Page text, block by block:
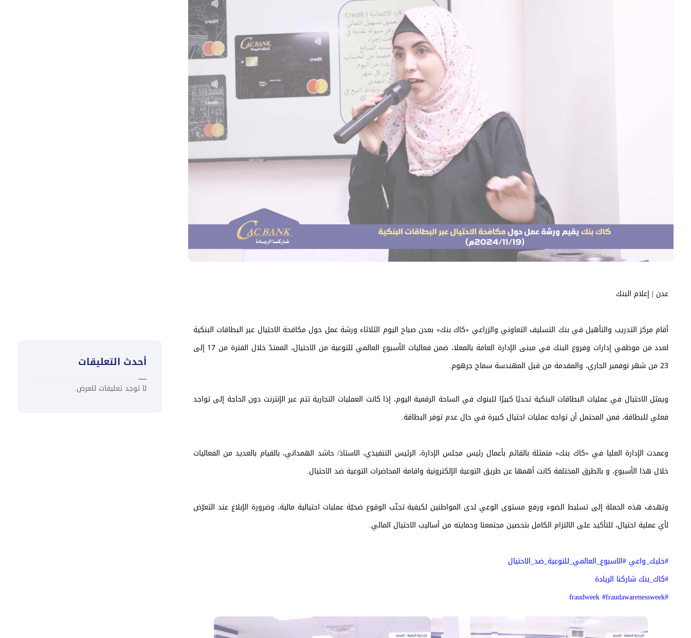
عدن | إعلام البنك
أقام مركز التدريب والتأهيل في بنك التسليف التعاوني والزراعي «كاك بنك» بعدن صباح اليوم الثلاثاء ورشة عمل حول مكافحة الاحتيال عبر البطاقات البنكية
لعدد من موظفي إدارات وفروع البنك في مبنى الإدارة العامة بالمعلا، ضمن فعاليات الأسبوع العالمي للتوعية من الاحتيال، الممتدّ خلال الفترة من 17 إلى
23 من شهر نوفمبر الجاري، والمقدمة من قبل المهندسة سماح جرهوم.
ويمثل الاحتيال في عمليات البطاقات البنكية تحديًا كبيرًا للبنوك في الساحة الرقمية اليوم، إذا كانت العمليات التجارية تتم عبر الإنترنت دون الحاجة إلى تواجد
فعلي للبطاقة، فمن المحتمل أن تواجه عمليات احتيال كبيرة في حال عدم توفر البطاقة.
وعمدت الإدارة العليا في «كاك بنك» متمثلة بالقائم بأعمال رئيس مجلس الإدارة، الرئيس التنفيذي، الاستاذ/ حاشد الهمداني، بالقيام بالعديد من الفعاليات
خلال هذا الأسبوع، و بالطرق المختلفة كانت أهمها عن طريق التوعية الإلكترونية واقامة المحاضرات التوعية ضد الاحتيال.
وتهدف هذه الحملة إلى تسليط الضوء ورفع مستوى الوعي لدى المواطنين لكيفية تجنّب الوقوع ضحيّة عمليات احتيالية مالية، وضرورة الإبلاغ عند التعرّض
لأي عملية احتيال، للتأكيد على الالتزام الكامل بتحصين مجتمعنا وحمايته من أساليب الاحتيال المالي.
#خليك_واعي #الاسبوع_العالمي_للتوعية_ضد_الاحتيال
#كاك_بنك شاركنا الريادة
#fraudweek #fraudawarenessweek
أحدث التعليقات
لا توجد تعليقات للعرض.